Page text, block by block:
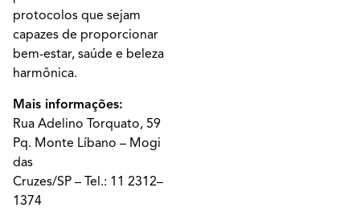
protocolos que sejam
capazes de proporcionar
bem-estar, saúde e beleza
harmônica.
Mais informações:
Rua Adelino Torquato, 59
Pq. Monte Líbano – Mogi
das
Cruzes/SP – Tel.: 11 2312–
1374